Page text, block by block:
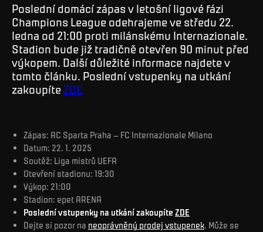
Poslední domácí zápas v letošní ligové fázi
Champions League odehrajeme ve středu 22.
ledna od 21:00 proti milánskému Internazionale.
Stadion bude již tradičně otevřen 90 minut před
výkopem. Další důležité informace najdete v
tomto článku. Poslední vstupenky na utkání
zakoupíte ZDE
Zápas: AC Sparta Praha – FC Internazionale Milano
Datum: 22. 1. 2025
Soutěž: Liga mistrů UEFA
Otevření stadionu: 19:30
Výkop: 21:00
Stadion: epet ARENA
Poslední vstupenky na utkání zakoupíte ZDE
Dejte si pozor na neoprávněný prodej vstupenek. Může se